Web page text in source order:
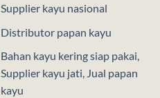
Supplier kayu nasional
Distributor papan kayu
Bahan kayu kering siap pakai,
Supplier kayu jati, Jual papan
kayu